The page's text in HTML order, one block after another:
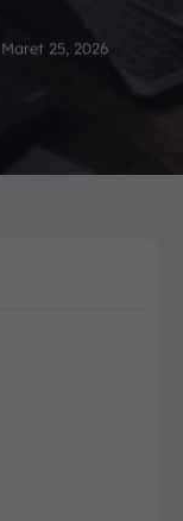
Maret 25, 2026